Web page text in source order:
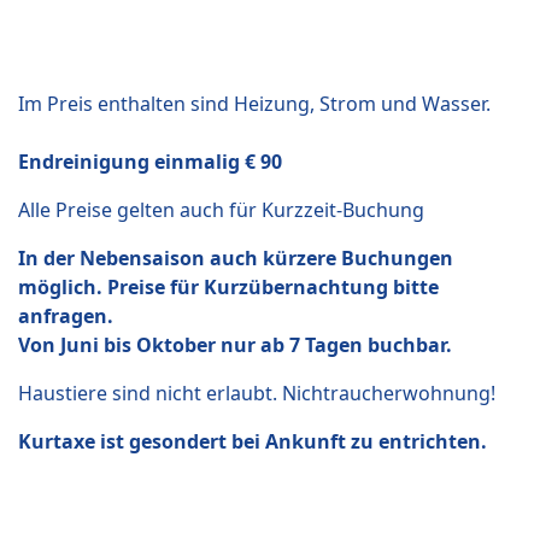
Im Preis enthalten sind Heizung, Strom und Wasser.
Endreinigung einmalig € 90
Alle Preise gelten auch für Kurzzeit-Buchung
In der Nebensaison auch kürzere Buchungen
möglich. Preise für Kurzübernachtung bitte
anfragen.
Von Juni bis Oktober nur ab 7 Tagen buchbar.
Haustiere sind nicht erlaubt. Nichtraucherwohnung!
Kurtaxe ist gesondert bei Ankunft zu entrichten.